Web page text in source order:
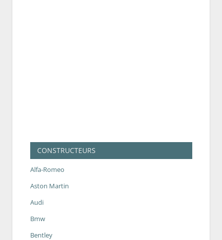
CONSTRUCTEURS
Alfa-Romeo
Aston Martin
Audi
Bmw
Bentley